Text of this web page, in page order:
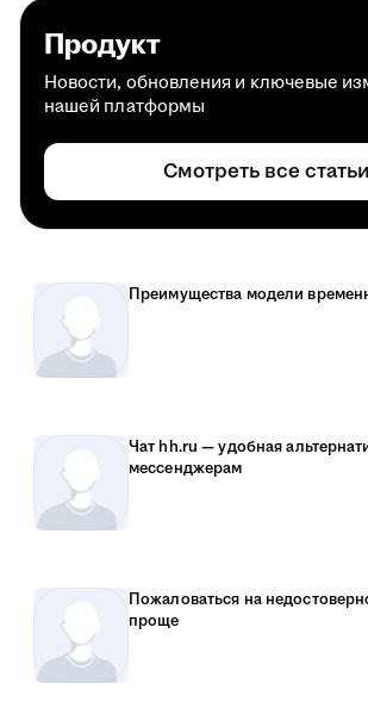
Продукт
Новости, обновления и ключевые
нашей платформы
Смотреть все статьи
Преимущества модели
Чат hh.ru — удобная
мессенджерам
Пожаловаться на
проще